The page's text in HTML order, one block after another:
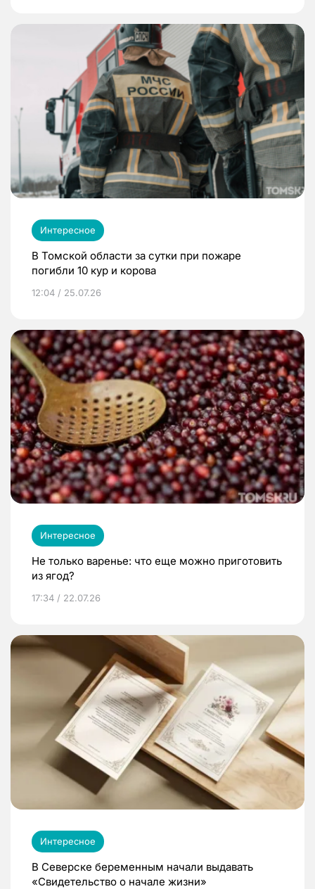
Интересное
В Томской области за сутки при пожаре
погибли 10 кур и корова
12:04 / 25.07.26
Интересное
Не только варенье: что еще можно приготовить
из ягод?
17:34 / 22.07.26
Интересное
В Северске беременным начали выдавать
«Свидетельство о начале жизни»